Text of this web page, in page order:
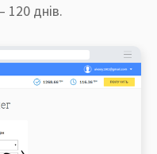
120 днів.